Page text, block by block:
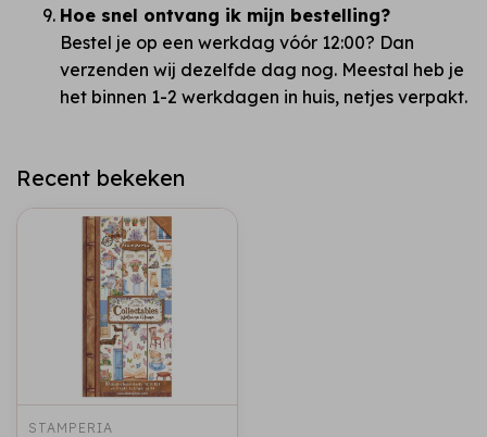
Hoe snel ontvang ik mijn bestelling?
Bestel je op een werkdag vóór 12:00? Dan
verzenden wij dezelfde dag nog. Meestal heb je
het binnen 1-2 werkdagen in huis, netjes verpakt.
Recent bekeken
STAMPERIA